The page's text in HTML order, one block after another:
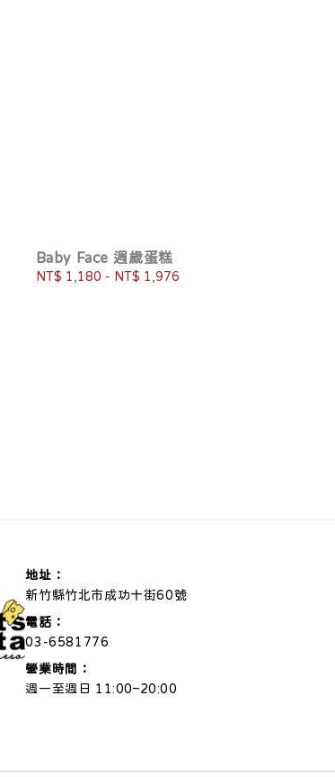
Baby Face 週歲蛋糕
Regular
NT$ 1,180 - NT$ 1,976
地址：
新竹縣竹北市成功十街60號
電話：
03-6581776
營業時間：
週一至週日 11:00–20:00